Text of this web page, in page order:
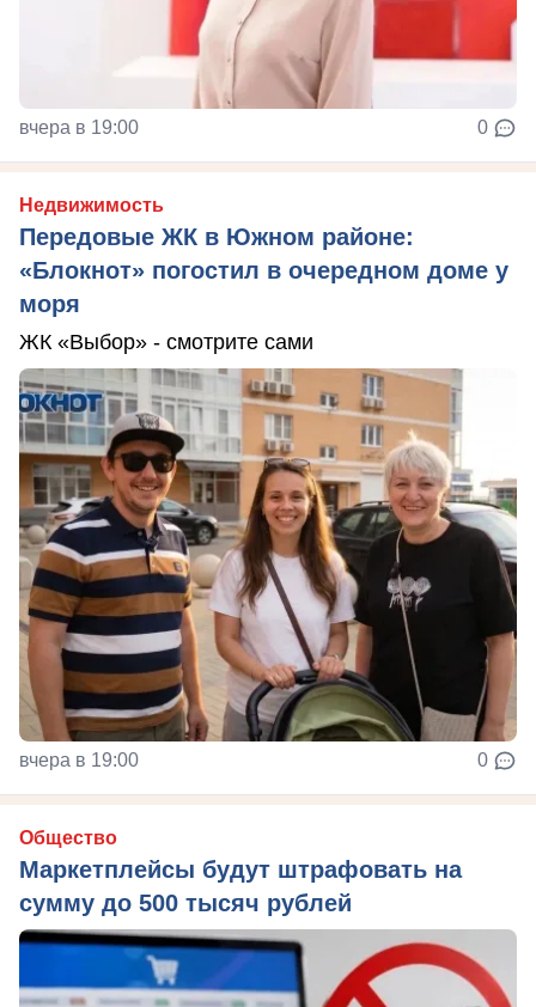
вчера в 19:00 0
Недвижимость
Передовые ЖК в Южном районе:
«Блокнот» погостил в очередном доме у
моря
ЖК «Выбор» - смотрите сами
вчера в 19:00 0
Общество
Маркетплейсы будут штрафовать на
сумму до 500 тысяч рублей